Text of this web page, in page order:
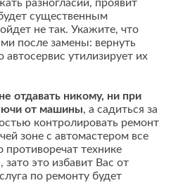
разногласий, проявит
существенным
не так. Укажите, что
после замены: вернуть
автосервис утилизирует их
отдавать никому, ни при
от машины, а садиться за
контролировать ремонт
зоне с автомастером все
противоречат технике
зато это избавит Вас от
по ремонту будет